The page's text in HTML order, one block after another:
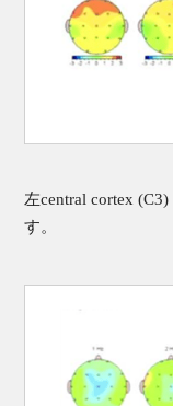
左central cortex
す。